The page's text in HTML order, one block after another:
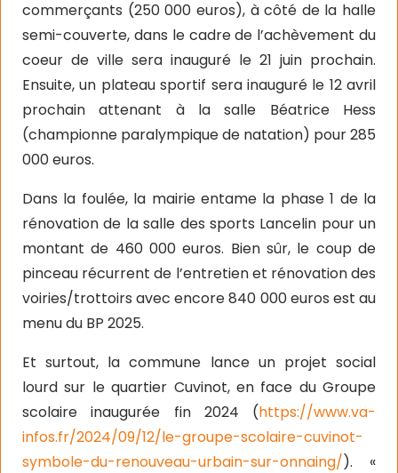
commerçants (250 000 euros), à côté de la halle
semi-couverte, dans le cadre de l’achèvement du
coeur de ville sera inauguré le 21 juin prochain.
Ensuite, un plateau sportif sera inauguré le 12 avril
prochain attenant à la salle Béatrice Hess
(championne paralympique de natation) pour 285
000 euros.
Dans la foulée, la mairie entame la phase 1 de la
rénovation de la salle des sports Lancelin pour un
montant de 460 000 euros. Bien sûr, le coup de
pinceau récurrent de l’entretien et rénovation des
voiries/trottoirs avec encore 840 000 euros est au
menu du BP 2025.
Et surtout, la commune lance un projet social
lourd sur le quartier Cuvinot, en face du Groupe
scolaire inaugurée fin 2024 (https://www.va-
infos.fr/2024/09/12/le-groupe-scolaire-cuvinot-
symbole-du-renouveau-urbain-sur-onnaing/). «